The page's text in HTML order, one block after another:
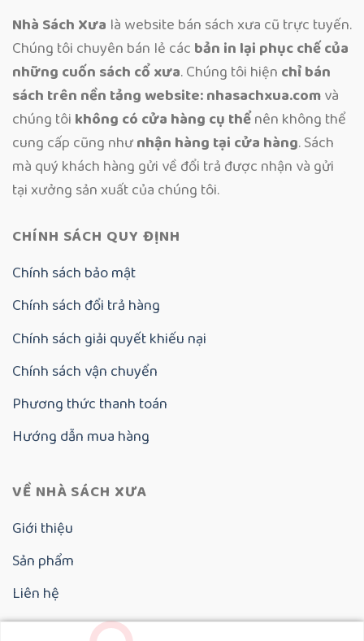
Nhà Sách Xưa là website bán sách xưa cũ trực tuyến.
Chúng tôi chuyên bán lẻ các bản in lại phục chế của
những cuốn sách cổ xưa. Chúng tôi hiện chỉ bán
sách trên nền tảng website: nhasachxua.comvà
chúng tôi không có cửa hàng cụ thểnên không thể
cung cấp cũng nhưnhận hàng tại cửa hàng. Sách
mà quý khách hàng gửi về đổi trả được nhận và gửi
tại xưởng sản xuất của chúng tôi.
CHÍNH SÁCH QUY ĐỊNH
Chính sách bảo mật
Chính sách đổi trả hàng
Chính sách giải quyết khiếu nại
Chính sách vận chuyển
Phương thức thanh toán
Hướng dẫn mua hàng
VỀ NHÀ SÁCH XƯA
Giới thiệu
Sản phẩm
Liên hệ